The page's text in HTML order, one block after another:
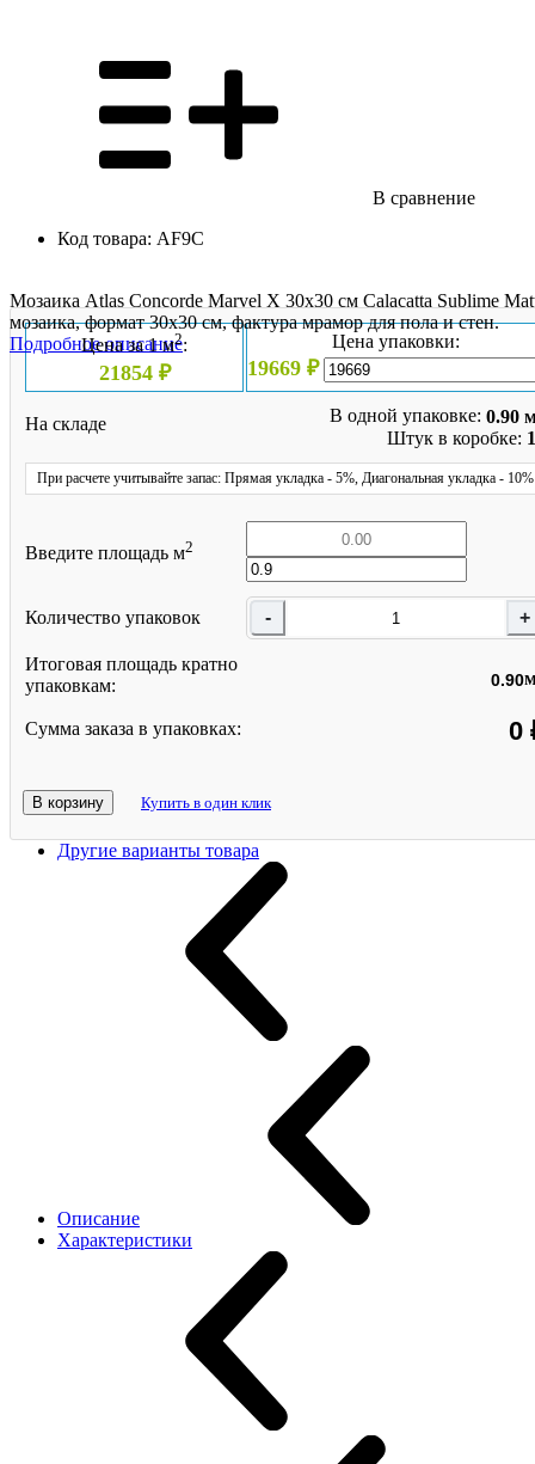
В сравнение
Код товара: AF9C
Мозаика Atlas Concorde Marvel X 30x30 см Calacatta Sublime
мозаика, формат 30x30 см, фактура мрамор для пола и стен.
Подробное описание
Цена за 1 м2:
21854 ₽
Цена упаковки:
19669 ₽
На складе В одной упаковке: 0.90
Штук в коробке:
При расчете учитывайте запас: Прямая укладка - 5%, Диагональная укладка - 10%
Введите площадь м2
Количество упаковок
Итоговая площадь кратно
упаковкам:
Сумма заказа в упаковках:
В корзину Купить в один клик
Другие варианты товара
Описание
Характеристики